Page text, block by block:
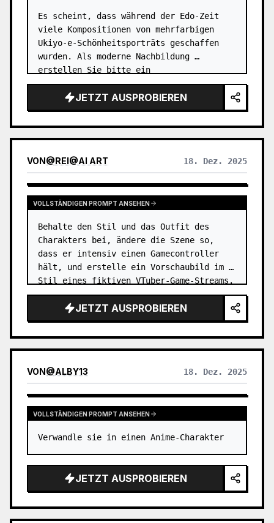
Es scheint, dass während der Edo-Zeit
viele Kompositionen von mehrfarbigen
Ukiyo-e-Schönheitsporträts geschaffen
wurden. Als moderne Nachbildung
erstellen Sie bitte ein
**Illustrations**porträt einer schönen
Frau, die farbenfrohe und aufwendig
gemusterte Kleid…
JETZT AUSPROBIEREN
VON@REI@AI ART 18. Dez. 2025
VOLLSTÄNDIGEN PROMPT ANSEHEN
Behalte den Stil und das Outfit des
Charakters bei, ändere die Szene so,
dass er intensiv einen Gamecontroller
hält, und erstelle ein Vorschaubild im
Stil eines fiktiven VTuber-Game-Streams.
Sie wirken etwas zu robust, also mache
sie bitte zierlicher und nied…
JETZT AUSPROBIEREN
VON@ALBY13 18. Dez. 2025
VOLLSTÄNDIGEN PROMPT ANSEHEN
Verwandle sie in einen Anime-Charakter
JETZT AUSPROBIEREN